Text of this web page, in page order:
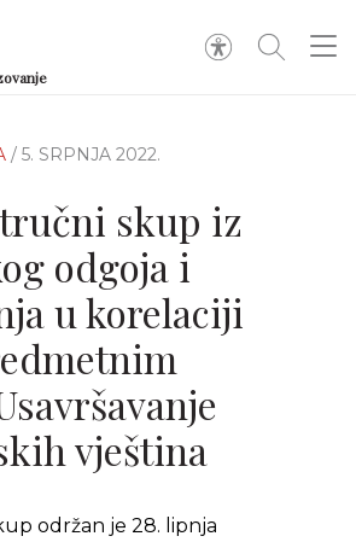
/ 5. SRPNJA 2022.
skup iz
odgoja i
u korelaciji
vještina
održan je 28. lipnja